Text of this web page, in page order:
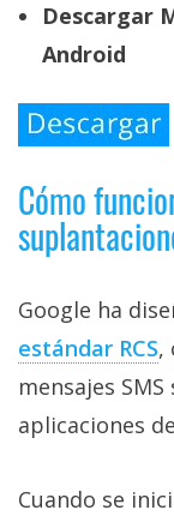
Descargar
Android
Cómo
Google ha
estándar RCS‎,
mensajes
aplicaciones
Cuando se